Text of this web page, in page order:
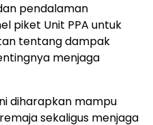
pendalaman
piket Unit PPA untuk
tentang dampak
menjaga
diharapkan mampu
sekaligus menjaga